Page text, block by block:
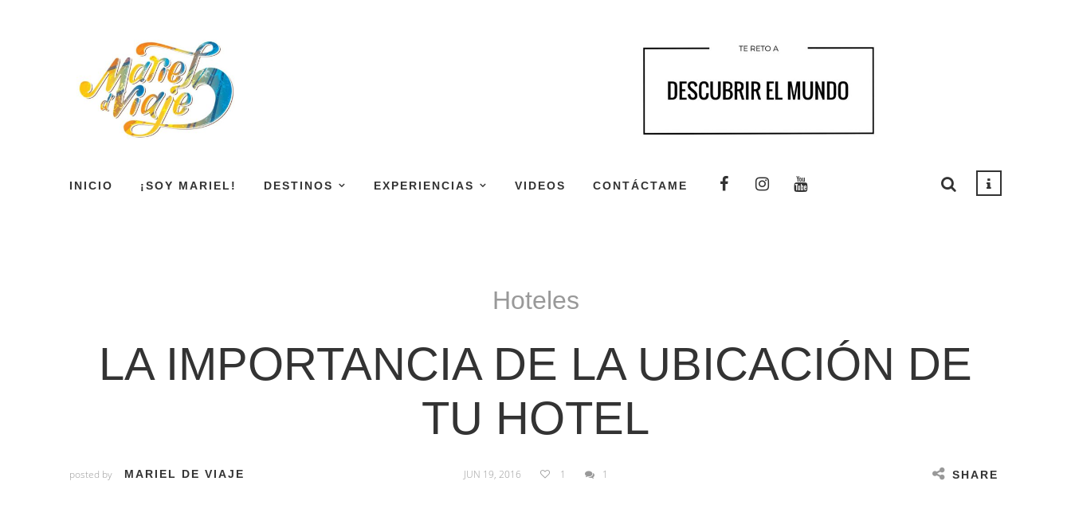
INICIO ¡SOY MARIEL! DESTINOS EXPERIENCIAS VIDEOS CONTÁCTAME
Hoteles
LA IMPORTANCIA DE LA UBICACIÓN DE
TU HOTEL
posted by MARIEL DE VIAJE JUN 19, 2016 1 1 SHARE